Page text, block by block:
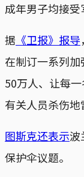
成年男子均接受
据 《卫报》报导
在制订一系列
50万人、让每
有关人员杀伤地
图斯克还表示波
保护伞议题。